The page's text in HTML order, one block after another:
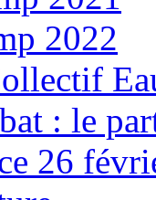
2022
: le
26